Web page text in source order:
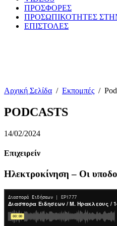
ΠΡΟΣΦΟΡΕΣ
ΠΡΟΣΩΠΙΚΟΤΗΤΕΣ
ΕΠΙΣΤΟΛΕΣ
Αρχική Σελίδα / Εκπομπές /
PODCASTS
14/02/2024
Επιχειρείν
Ηλεκτροκίνηση – Οι